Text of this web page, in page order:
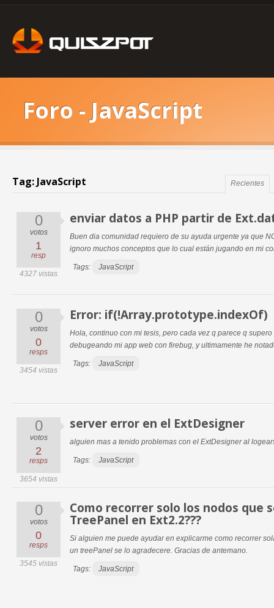
Foro - JavaScript
Tag: JavaScript Recientes
0
votos
1
resp
4327 vistas
enviar datos a PHP partir de
Buen dia comunidad requiero de su ayuda urgente ya que
ignoro muchos conceptos que lo cual están jugando en mi
Tags: JavaScript
0
votos
0
resps
3454 vistas
Error: if(!Array.prototype.indexOf)
Hola, continuo con mi tesis, pero cada vez q parece q
debugeando mi app web con firebug, y ultimamente he
Tags: JavaScript
0
votos
2
resps
3654 vistas
server error en el ExtDesigner
alguien mas a tenido problemas con el ExtDesigner al
Tags: JavaScript
0
votos
0
resps
3545 vistas
Como recorrer solo los nodos que
TreePanel en Ext2.2???
Si alguien me puede ayudar en explicarme como recorrer
un treePanel se lo agradecere. Gracias de antemano.
Tags: JavaScript